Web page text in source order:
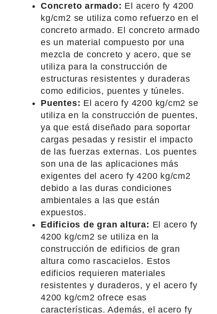
Concreto armado: El acero fy 4200
kg/cm2 se utiliza como refuerzo en el
concreto armado. El concreto armado
es un material compuesto por una
mezcla de concreto y acero, que se
utiliza para la construcción de
estructuras resistentes y duraderas
como edificios, puentes y túneles.
Puentes: El acero fy 4200 kg/cm2 se
utiliza en la construcción de puentes,
ya que está diseñado para soportar
cargas pesadas y resistir el impacto
de las fuerzas externas. Los puentes
son una de las aplicaciones más
exigentes del acero fy 4200 kg/cm2
debido a las duras condiciones
ambientales a las que están
expuestos.
Edificios de gran altura: El acero fy
4200 kg/cm2 se utiliza en la
construcción de edificios de gran
altura como rascacielos. Estos
edificios requieren materiales
resistentes y duraderos, y el acero fy
4200 kg/cm2 ofrece esas
características. Además, el acero fy